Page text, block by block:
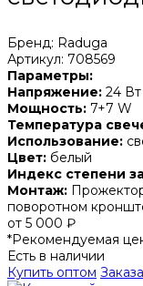
Бренд: Raduga
Артикул: 708569
Параметры:
Напряжение: 24 Вт
Мощность: 7+7 W
Температура
Использование:
Цвет: белый
Индекс степени
Монтаж:
поворотном
от 5 000 ₽
*Рекомендуемая
Есть в наличии
Купить оптом